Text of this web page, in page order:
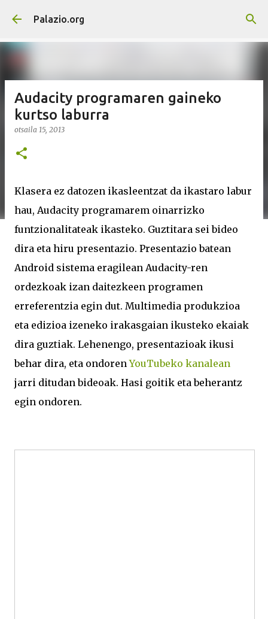
Saltatu eta joan eduki nagusira
Palazio.org
Audacity programaren gaineko
kurtso laburra
otsaila 15, 2013
Klasera ez datozen ikasleentzat da ikastaro labur
hau, Audacity programarem oinarrizko
funtzionalitateak ikasteko. Guztitara sei bideo
dira eta hiru presentazio. Presentazio batean
Android sistema eragilean Audacity-ren
ordezkoak izan daitezkeen programen
erreferentzia egin dut. Multimedia produkzioa
eta edizioa izeneko irakasgaian ikusteko ekaiak
dira guztiak. Lehenengo, presentazioak ikusi
behar dira, eta ondorenYouTubeko kanalean
jarri ditudan bideoak. Hasi goitik eta beherantz
egin ondoren.